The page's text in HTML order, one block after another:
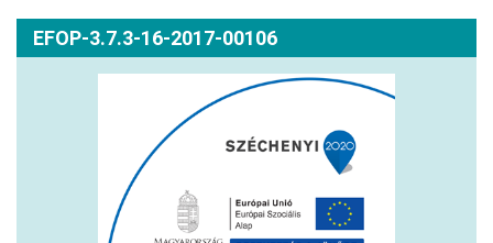
EFOP-3.7.3-16-2017-00106